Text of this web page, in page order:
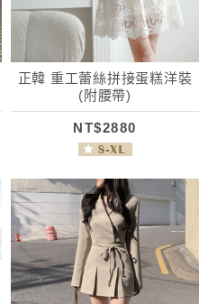
正韓 重工蕾絲拼接蛋糕洋裝
(附腰帶)
NT$2880